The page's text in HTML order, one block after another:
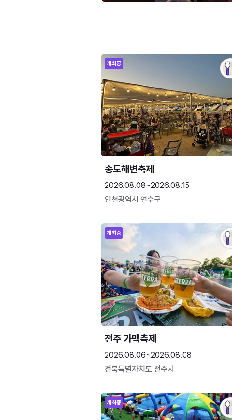
개최중
송도해변축제
2026.08.08~2026.08.15
인천광역시 연수구
개최중
전주 가맥축제
2026.08.06~2026.08.08
전북특별자치도 전주시
개최중